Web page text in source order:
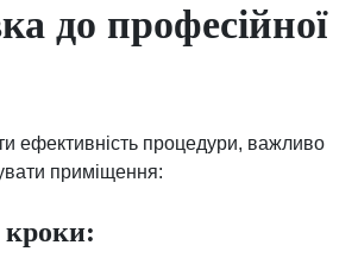
до професійної
ефективність процедури, важливо
приміщення:
кроки: